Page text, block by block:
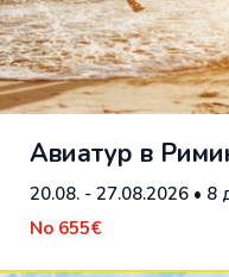
Авиатур в
20.08. - 27.08.2026 • 8
No 655€